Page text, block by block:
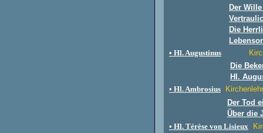
Der
Die
• Hl. Augustinus
Die
Hl.
• Hl. Ambrosius
Der Tod
Über die
• Hl. Térèse von Lisieux